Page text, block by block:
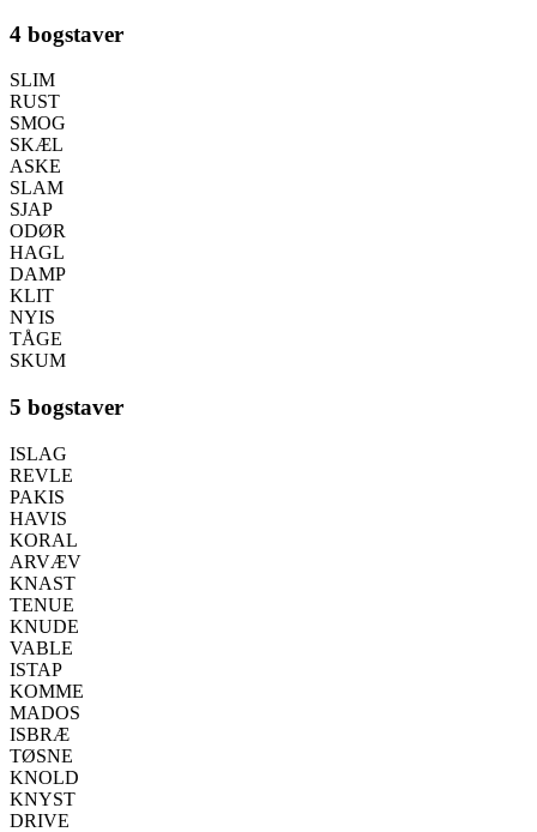
4 bogstaver
SLIM
RUST
SMOG
SKÆL
ASKE
SLAM
SJAP
ODØR
HAGL
DAMP
KLIT
NYIS
TÅGE
SKUM
5 bogstaver
ISLAG
REVLE
PAKIS
HAVIS
KORAL
ARVÆV
KNAST
TENUE
KNUDE
VABLE
ISTAP
KOMME
MADOS
ISBRÆ
TØSNE
KNOLD
KNYST
DRIVE